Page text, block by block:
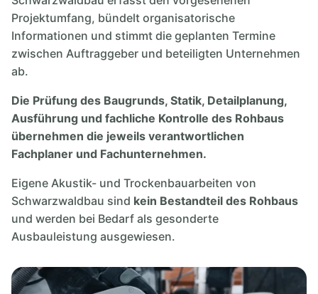
Projektumfang, bündelt organisatorische
Informationen und stimmt die geplanten Termine
zwischen Auftraggeber und beteiligten Unternehmen
ab.
Die Prüfung des Baugrunds, Statik, Detailplanung,
Ausführung und fachliche Kontrolle des Rohbaus
übernehmen die jeweils verantwortlichen
Fachplaner und Fachunternehmen.
Eigene Akustik- und Trockenbauarbeiten von
Schwarzwaldbau sind kein Bestandteil des Rohbaus
und werden bei Bedarf als gesonderte
Ausbauleistung ausgewiesen.